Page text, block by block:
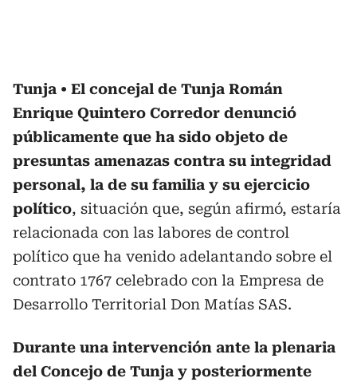
Tunja
El concejal de Tunja Román
Enrique Quintero Corredor denunció
públicamente que ha sido objeto de
presuntas amenazas contra su integridad
personal, la de su familia y su ejercicio
político, situación que, según afirmó, estaría
relacionada con las labores de control
político que ha venido adelantando sobre el
contrato 1767 celebrado con la Empresa de
Desarrollo Territorial Don Matías SAS.
Durante una intervención ante la plenaria
del Concejo de Tunja y posteriormente